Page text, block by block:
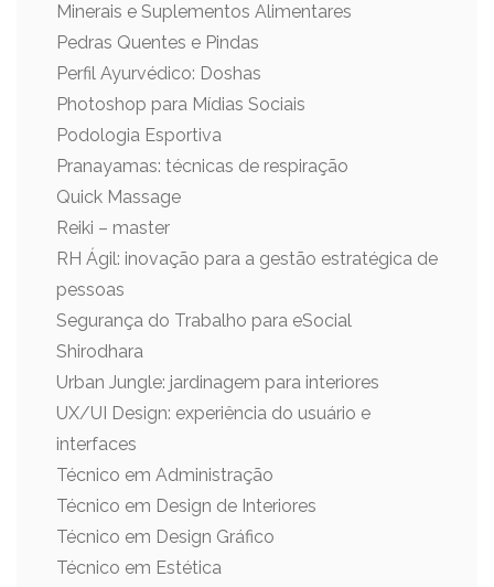
Minerais e Suplementos Alimentares
Pedras Quentes e Pindas
Perfil Ayurvédico: Doshas
Photoshop para Mídias Sociais
Podologia Esportiva
Pranayamas: técnicas de respiração
Quick Massage
Reiki – master
RH Ágil: inovação para a gestão estratégica de
pessoas
Segurança do Trabalho para eSocial
Shirodhara
Urban Jungle: jardinagem para interiores
UX/UI Design: experiência do usuário e
interfaces
Técnico em Administração
Técnico em Design de Interiores
Técnico em Design Gráfico
Técnico em Estética